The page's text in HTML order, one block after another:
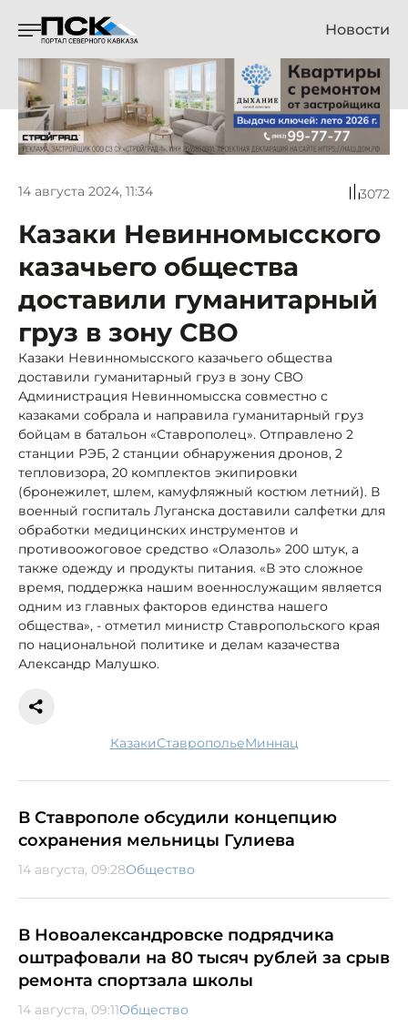
Новости
14 августа 2024, 11:34 3072
Казаки Невинномысского
казачьего общества
доставили гуманитарный
груз в зону СВО
Казаки Невинномысского казачьего общества
доставили гуманитарный груз в зону СВО
Администрация Невинномысска совместно с
казаками собрала и направила гуманитарный груз
бойцам в батальон «Ставрополец». Отправлено 2
станции РЭБ, 2 станции обнаружения дронов, 2
тепловизора, 20 комплектов экипировки
(бронежилет, шлем, камуфляжный костюм летний). В
военный госпиталь Луганска доставили салфетки для
обработки медицинских инструментов и
противоожоговое средство «Олазоль» 200 штук, а
также одежду и продукты питания. «В это сложное
время, поддержка нашим военнослужащим является
одним из главных факторов единства нашего
общества», - отметил министр Ставропольского края
по национальной политике и делам казачества
Александр Малушко.
казаки Ставрополье миннац
В Ставрополе обсудили концепцию
сохранения мельницы Гулиева
14 августа, 09:28Общество
В Новоалександровске подрядчика
оштрафовали на 80 тысяч рублей за срыв
ремонта спортзала школы
14 августа, 09:11Общество